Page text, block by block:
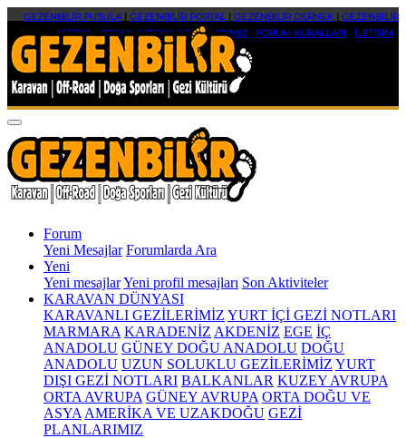
GEZENBİLİR PUSULA| GEZENBİLİR PORTAL| GEZENBİLİR DERNEK| GEZENBİLİR
MEDYA|SOSYAL MEDYA HESAPLARIMIZ FORUM KURALLARI İLETİŞİM
Forum
Yeni Mesajlar Forumlarda Ara
Yeni
Yeni mesajlarYeni profil mesajları Son Aktiviteler
KARAVAN DÜNYASI
KARAVANLI GEZİLERİMİZ YURT İÇİ GEZİ NOTLARI
MARMARA KARADENİZ AKDENİZ EGE İÇ
ANADOLU GÜNEY DOĞU ANADOLU DOĞU
ANADOLU UZUN SOLUKLU GEZİLERİMİZ YURT
DIŞI GEZİ NOTLARI BALKANLAR KUZEY AVRUPA
ORTA AVRUPA GÜNEY AVRUPA ORTA DOĞU VE
ASYA AMERİKA VE UZAKDOĞU GEZİ
PLANLARIMIZ